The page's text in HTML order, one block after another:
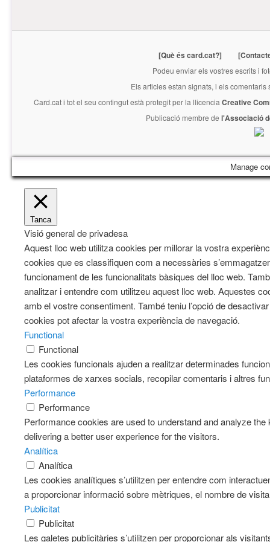
[Què és card.cat?]
Podeu enviar els vostres escrits i
Els articles estan signats, i els
Card.cati tot el seu contingut està protegit per la llicencia Creative
Publicació membre de l'Associació
Manage
Tanca
Visió general de privadesa
Aquest lloc web utilitza cookies per millorar la vostra
cookies que es classifiquen com a necessàries
funcionament de les funcionalitats bàsiques del lloc web.
analitzar i entendre com utilitzeu aquest lloc web. Aquestes
amb el vostre consentiment. També teniu l’opció de
cookies pot afectar la vostra experiència de navegació.
Functional
Functional
Les cookies funcionals ajuden a realitzar determinades
plataformes de xarxes socials, recopilar comentaris i altres
Performance
Performance
Performance cookies are used to understand and analyze
delivering a better user experience for the visitors.
Analítica
Analítica
Les cookies analítiques s’utilitzen per entendre com
a proporcionar informació sobre mètriques, el nombre de
Publicitat
Publicitat
Les galetes publicitàries s’utilitzen per proporcionar als